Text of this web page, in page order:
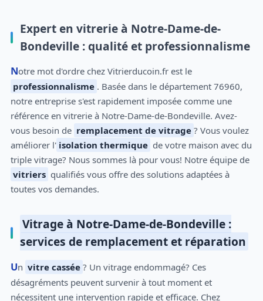
Expert en vitrerie à Notre-Dame-de-
Bondeville : qualité et professionnalisme
Notre mot d'ordre chez Vitrierducoin.fr est le
professionnalisme . Basée dans le département 76960,
notre entreprise s'est rapidement imposée comme une
référence en vitrerie à Notre-Dame-de-Bondeville. Avez-
vous besoin de remplacement de vitrage ? Vous voulez
améliorer l' isolation thermique de votre maison avec du
triple vitrage? Nous sommes là pour vous! Notre équipe de
vitriers qualifiés vous offre des solutions adaptées à
toutes vos demandes.
Vitrage à Notre-Dame-de-Bondeville :
services de remplacement et réparation
Un vitre cassée ? Un vitrage endommagé? Ces
désagréments peuvent survenir à tout moment et
nécessitent une intervention rapide et efficace. Chez